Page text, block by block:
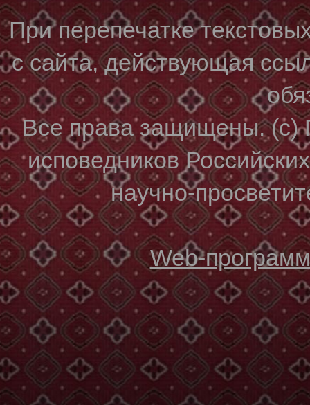
При перепечатке
с сайта, действующая
Все права защищены. (с)
исповедников
научно-
Web-